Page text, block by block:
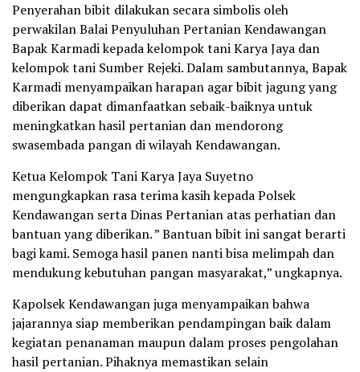
Penyerahan bibit dilakukan secara simbolis oleh
perwakilan Balai Penyuluhan Pertanian Kendawangan
Bapak Karmadi kepada kelompok tani Karya Jaya dan
kelompok tani Sumber Rejeki. Dalam sambutannya, Bapak
Karmadi menyampaikan harapan agar bibit jagung yang
diberikan dapat dimanfaatkan sebaik-baiknya untuk
meningkatkan hasil pertanian dan mendorong
swasembada pangan di wilayah Kendawangan.
Ketua Kelompok Tani Karya Jaya Suyetno
mengungkapkan rasa terima kasih kepada Polsek
Kendawangan serta Dinas Pertanian atas perhatian dan
bantuan yang diberikan. ” Bantuan bibit ini sangat berarti
bagi kami. Semoga hasil panen nanti bisa melimpah dan
mendukung kebutuhan pangan masyarakat,” ungkapnya.
Kapolsek Kendawangan juga menyampaikan bahwa
jajarannya siap memberikan pendampingan baik dalam
kegiatan penanaman maupun dalam proses pengolahan
hasil pertanian. Pihaknya memastikan selain